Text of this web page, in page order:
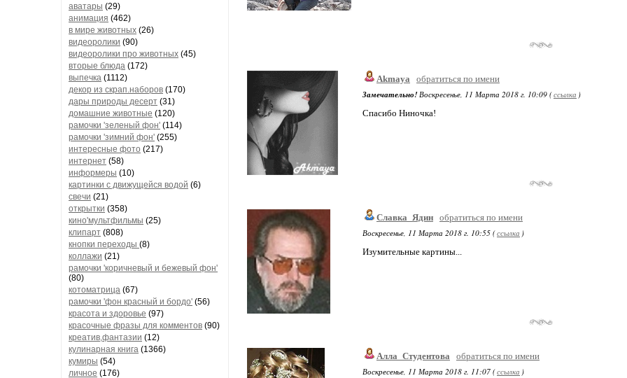
аватары (29)
анимация (462)
в мире животных (26)
видеоролики (90)
видеоролики про животных (45)
вторые блюда (172)
выпечка (1112)
декор из скрап.наборов (170)
дары природы десерт (31)
домашние животные (120)
рамочки 'зеленый фон' (114)
рамочки 'зимний фон' (255)
интересные фото (217)
интернет (58)
информеры (10)
картинки с движущейся водой (6)
свечи (21)
открытки (358)
кино'мультфильмы (25)
клипарт (808)
кнопки переходы (8)
коллажи (21)
рамочки 'коричневый и бежевый фон'
(80)
котоматрица (67)
рамочки 'фон красный и бордо' (56)
красота и здоровье (97)
красочные фразы для комментов (90)
креатив,фантазии (12)
кулинарная книга (1366)
кумиры (54)
личное (176)
Akmaya обратиться по имени
Замечательно! Воскресенье, 11 Марта 2018 г. 10:09 (ссылка )
Спасибо Ниночка!
Славка_Ядин обратиться по имени
Воскресенье, 11 Марта 2018 г. 10:55 (ссылка )
Изумительные картины...
Алла_Студентова
обратиться по имени
Воскресенье, 11 Марта 2018 г. 11:07 (ссылка )